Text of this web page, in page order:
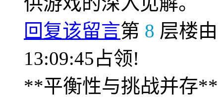
回复该留言第 8 层楼由
13:09:45占领!
**平衡性与挑战并存**